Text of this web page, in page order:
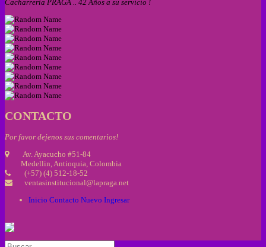
Cacharrería PRAGA .. 42 Años a su servicio !
CONTACTO
Por favor dejenos sus comentarios!
Av. Ayacucho #51-84
Medellin, Antioquia, Colombia
(+57) (4) 512-18-52
ventasinstitucional@lapraga.net
Inicio Contacto Nuevo Ingresar